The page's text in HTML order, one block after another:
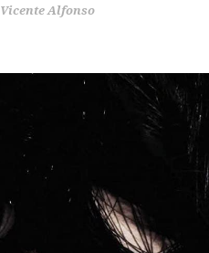
Vicente Alfonso